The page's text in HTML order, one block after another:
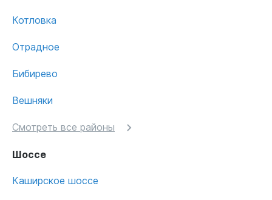
Котловка
Отрадное
Бибирево
Вешняки
Смотреть все районы
Шоссе
Каширское шоссе